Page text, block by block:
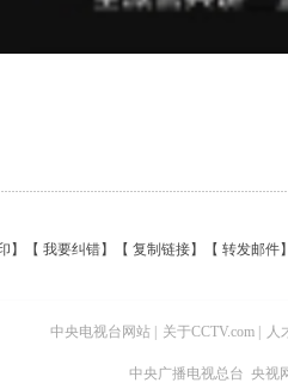
】【 我要纠错】【 复制链接】【 转发邮件
中央电视台网站 关于CCTV.com 人
中央广播电视总台 央视